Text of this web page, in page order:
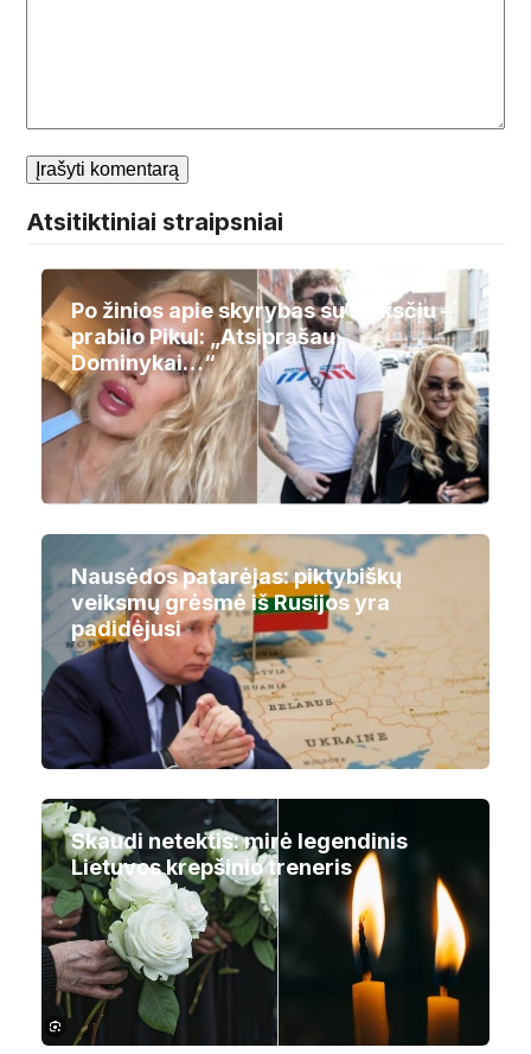
Atsitiktiniai straipsniai
Po žinios apie skyrybas su Dirksčiu –
prabilo Pikul: „Atsiprašau,
Dominykai…“
Nausėdos patarėjas: piktybiškų
veiksmų grėsmė iš Rusijos yra
padidėjusi
Skaudi netektis: mirė legendinis
Lietuvos krepšinio treneris